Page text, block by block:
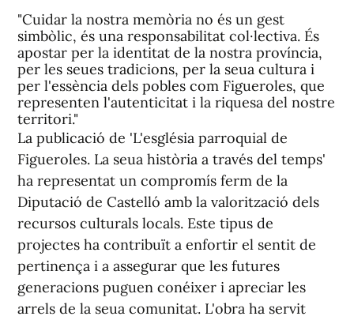
"Cuidar la nostra memòria no és un gest
simbòlic, és una responsabilitat col·lectiva. És
apostar per la identitat de la nostra província,
per les seues tradicions, per la seua cultura i
per l'essència dels pobles com Figueroles, que
representen l'autenticitat i la riquesa del nostre
territori."
La publicació de 'L'església parroquial de
Figueroles. La seua història a través del temps'
ha representat un compromís ferm de la
Diputació de Castelló amb la valorització dels
recursos culturals locals. Este tipus de
projectes ha contribuït a enfortir el sentit de
pertinença i a assegurar que les futures
generacions puguen conéixer i apreciar les
arrels de la seua comunitat. L'obra ha servit